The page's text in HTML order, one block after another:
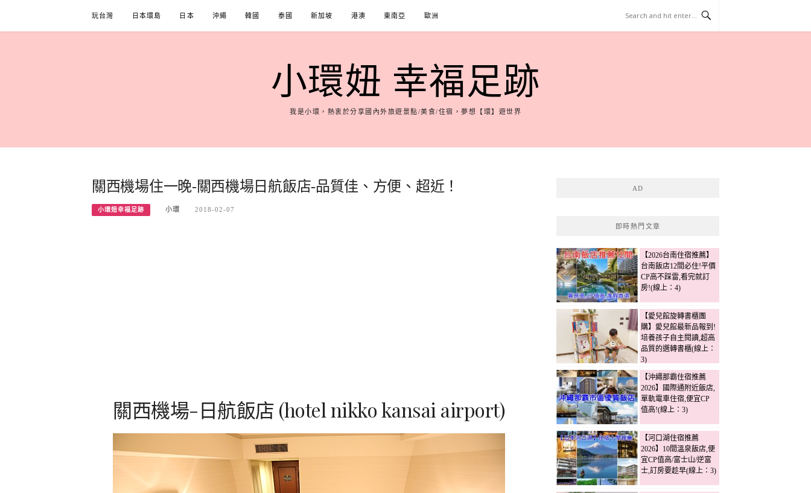
content
玩台灣 日本環島 日本 沖繩 韓國 泰國 新加坡 港澳 東南亞 歐洲
小環妞 幸福足跡
我是小環，熱衷於分享國內外旅遊景點/美食/住宿，夢想【環】遊世界
關西機場住一晚-關西機場日航飯店-品質佳、方便、超近！
小環妞幸福足跡 小環 2018-02-07
關西機場-日航飯店 (hotel nikko kansai airport)
AD
即時熱門文章
【2026台南住宿推薦】
台南飯店12間必住!平價
CP高不踩雷,看完就訂
房!(線上：4)
【愛兒館旋轉書櫃團
購】愛兒館最新品報到!
培養孩子自主閱讀,超高
品質的選轉書櫃(線上：
3)
【沖繩那霸住宿推薦
2026】國際通附近飯店,
單軌電車住宿,便宜CP
值高!(線上：3)
【河口湖住宿推薦
2026】10間溫泉飯店,便
宜CP值高/富士山/逆富
士,訂房要趁早(線上：3)